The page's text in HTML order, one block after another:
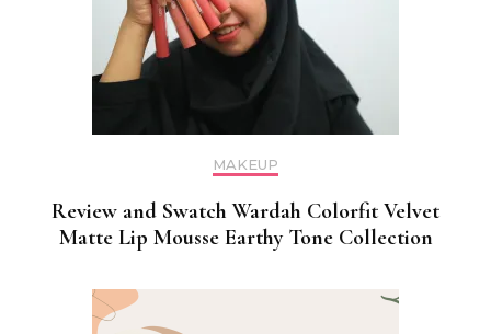
MAKEUP
Review and Swatch Wardah Colorfit Velvet
Matte Lip Mousse Earthy Tone Collection